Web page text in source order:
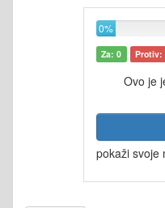
0%
Za: 0 Protiv:
Ovo je
pokaži svoje